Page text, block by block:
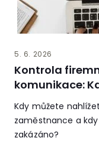
5. 6. 2026
Kontrola
komunikace:
Kdy můžete
zaměstnance a
zakázáno?